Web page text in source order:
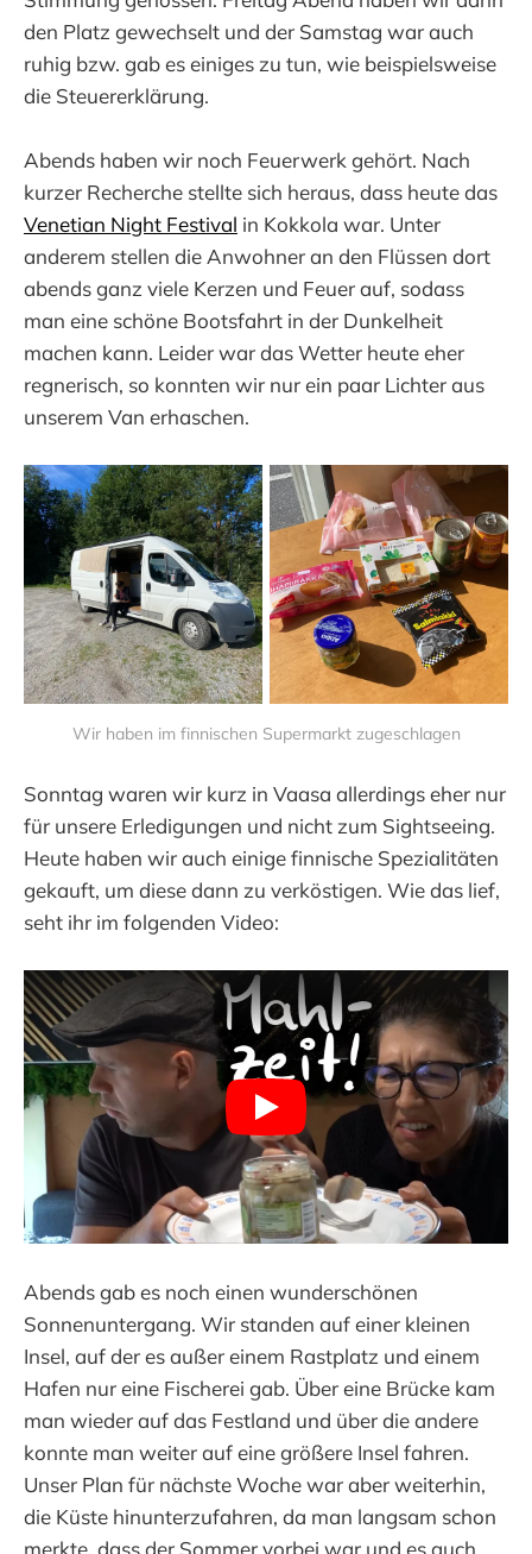
den Platz gewechselt und der Samstag war auch
ruhig bzw. gab es einiges zu tun, wie beispielsweise
die Steuererklärung.
Abends haben wir noch Feuerwerk gehört. Nach
kurzer Recherche stellte sich heraus, dass heute das
Venetian Night Festival in Kokkola war. Unter
anderem stellen die Anwohner an den Flüssen dort
abends ganz viele Kerzen und Feuer auf, sodass
man eine schöne Bootsfahrt in der Dunkelheit
machen kann. Leider war das Wetter heute eher
regnerisch, so konnten wir nur ein paar Lichter aus
unserem Van erhaschen.
Wir haben im finnischen Supermarkt zugeschlagen
Sonntag waren wir kurz in Vaasa allerdings eher nur
für unsere Erledigungen und nicht zum Sightseeing.
Heute haben wir auch einige finnische Spezialitäten
gekauft, um diese dann zu verköstigen. Wie das lief,
seht ihr im folgenden Video:
Abends gab es noch einen wunderschönen
Sonnenuntergang. Wir standen auf einer kleinen
Insel, auf der es außer einem Rastplatz und einem
Hafen nur eine Fischerei gab. Über eine Brücke kam
man wieder auf das Festland und über die andere
konnte man weiter auf eine größere Insel fahren.
Unser Plan für nächste Woche war aber weiterhin,
die Küste hinunterzufahren, da man langsam schon
merkte, dass der Sommer vorbei war und es auch